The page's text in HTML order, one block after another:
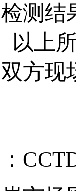
测结
上所
方现